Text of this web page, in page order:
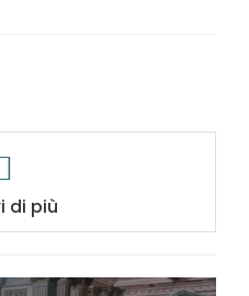
di più